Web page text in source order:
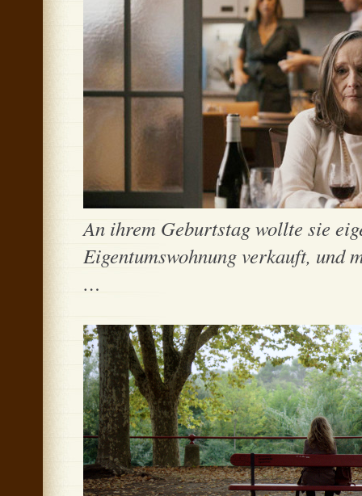
An ihrem Geburtstag wollte sie
Eigentumswohnung verkauft, und
…